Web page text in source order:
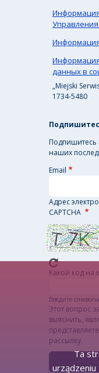
Управления
Информация
данных в
„Miejski
1734-5480
Подпишитесь
наших
Email
Адрес
CAPTCHA
Какой код на
Введите
Этот вопрос
выяснить,
рассылку.
Ta
urządzeniu
lub
taką